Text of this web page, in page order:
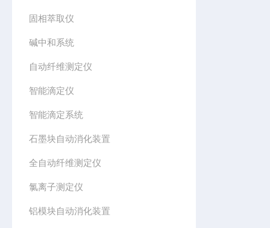
固相萃取仪
碱中和系统
自动纤维测定仪
智能滴定仪
智能滴定系统
石墨块自动消化装置
全自动纤维测定仪
氯离子测定仪
铝模块自动消化装置